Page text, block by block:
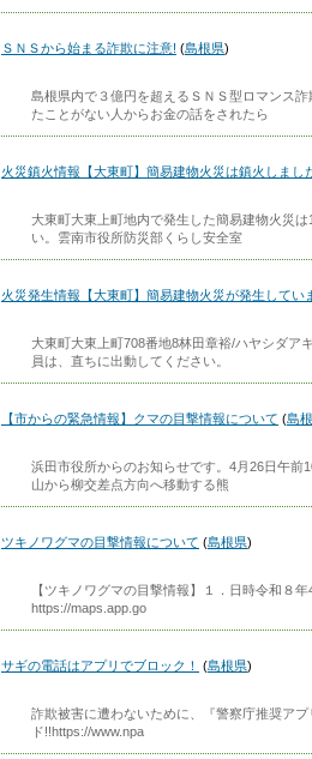
ＳＮＳから始まる詐欺に注意! (島根県)
島根県内で３億円を超えるＳＮＳ型ロマンス
たことがない人からお金の話をされたら
火災鎮火情報【大東町】簡易建物火災は鎮火しまし
大東町大東上町地内で発生した簡易建物火災
い。雲南市役所防災部くらし安全室
火災発生情報【大東町】簡易建物火災が発生してい
大東町大東上町708番地8林田章裕/ハヤシダア
員は、直ちに出動してください。
【市からの緊急情報】クマの目撃情報について (島
浜田市役所からのお知らせです。4月26日午
山から柳交差点方向へ移動する熊
ツキノワグマの目撃情報について (島根県)
【ツキノワグマの目撃情報】１．日時令和８
https://maps.app.go
サギの電話はアプリでブロック！ (島根県)
詐欺被害に遭わないために、『警察庁推奨ア
ド!!https://www.npa